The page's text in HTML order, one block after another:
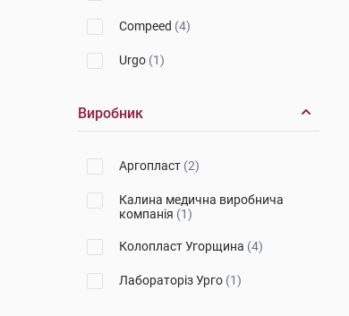
Compeed (4)
Urgo (1)
Виробник
Аргопласт (2)
Калина медична виробнича
компанія (1)
Колопласт Угорщина (4)
Лабораторіз Урго (1)